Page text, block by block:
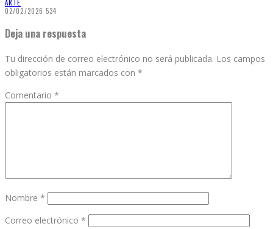
ARTE
02/02/2026 534
Deja una respuesta
Tu dirección de correo electrónico no será publicada. Los campos
obligatorios están marcados con *
Comentario *
Nombre *
Correo electrónico *